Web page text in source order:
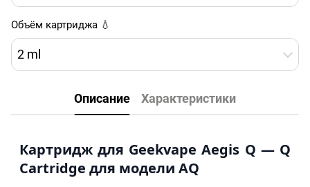
Объём картриджа 💧
2 ml
Описание Характеристики
Картридж для Geekvape Aegis Q — Q
Cartridge для модели AQ